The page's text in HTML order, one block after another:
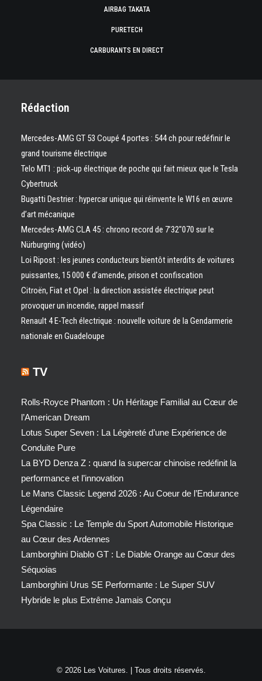
AIRBAG TAKATA
PURETECH
CARBURANTS EN DIRECT
Rédaction
Mercedes-AMG GT 53 Coupé 4 portes : 544 ch pour redéfinir le
grand tourisme électrique
Telo MT1 : pick‑up électrique de poche qui fait mieux que le Tesla
Cybertruck
Bugatti Destrier : hypercar unique qui réinvente le W16 en œuvre
d’art mécanique
Mercedes-AMG CLA 45 : chrono record de 7’32″070 sur le
Nürburgring (vidéo)
Loi Ripost : les jeunes conducteurs bientôt interdits de voitures
puissantes, 15 000 € d’amende, prison et confiscation
Citroën, Fiat et Opel : la direction assistée électrique peut
provoquer un incendie, rappel massif
Renault 4 E-Tech électrique : nouvelle voiture de la Gendarmerie
nationale en Guadeloupe
TV
Rolls-Royce Phantom : Un Héritage Familial au Cœur de
l’American Dream
Lotus Super Seven : La Légèreté d’une Expérience de
Conduite Pure
La BYD Denza Z : quand la supercar chinoise redéfinit la
performance et l’innovation
Le Mans Classic Legend 2026 : Au Coeur de l’Endurance
Légendaire
Spa Classic : Le Temple du Sport Automobile Historique
au Cœur des Ardennes
Lamborghini Diablo GT : Le Diable Orange au Cœur des
Séquoias
Lamborghini Urus SE Performante : Le Super SUV
Hybride le plus Extrême Jamais Conçu
© 2026 Les Voitures. | Tous droits réservés.